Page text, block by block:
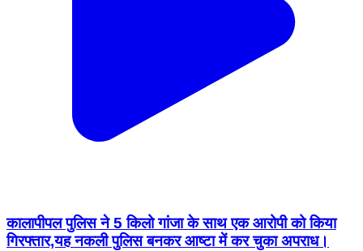
कालापीपल पुलिस ने 5 किलो गांजा के साथ एक आरोपी को किया
गिरफ्तार,यह नकली पुलिस बनकर आष्टा में कर चुका अपराध।